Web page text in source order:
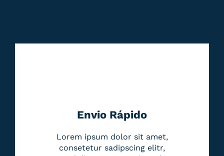
Envio Rápido
Lorem ipsum dolor sit amet,
consetetur sadipscing elitr,